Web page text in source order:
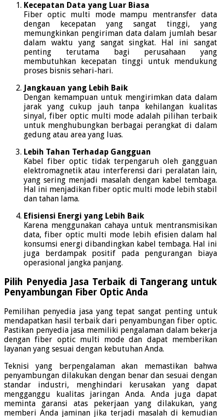
Kecepatan Data yang Luar Biasa
Fiber optic multi mode mampu mentransfer data
dengan kecepatan yang sangat tinggi, yang
memungkinkan pengiriman data dalam jumlah besar
dalam waktu yang sangat singkat. Hal ini sangat
penting terutama bagi perusahaan yang
membutuhkan kecepatan tinggi untuk mendukung
proses bisnis sehari-hari.
Jangkauan yang Lebih Baik
Dengan kemampuan untuk mengirimkan data dalam
jarak yang cukup jauh tanpa kehilangan kualitas
sinyal, fiber optic multi mode adalah pilihan terbaik
untuk menghubungkan berbagai perangkat di dalam
gedung atau area yang luas.
Lebih Tahan Terhadap Gangguan
Kabel fiber optic tidak terpengaruh oleh gangguan
elektromagnetik atau interferensi dari peralatan lain,
yang sering menjadi masalah dengan kabel tembaga.
Hal ini menjadikan fiber optic multi mode lebih stabil
dan tahan lama.
Efisiensi Energi yang Lebih Baik
Karena menggunakan cahaya untuk mentransmisikan
data, fiber optic multi mode lebih efisien dalam hal
konsumsi energi dibandingkan kabel tembaga. Hal ini
juga berdampak positif pada pengurangan biaya
operasional jangka panjang.
Pilih Penyedia Jasa Terbaik di Tangerang untuk
Penyambungan Fiber Optic Anda
Pemilihan penyedia jasa yang tepat sangat penting untuk
mendapatkan hasil terbaik dari penyambungan fiber optic.
Pastikan penyedia jasa memiliki pengalaman dalam bekerja
dengan fiber optic multi mode dan dapat memberikan
layanan yang sesuai dengan kebutuhan Anda.
Teknisi yang berpengalaman akan memastikan bahwa
penyambungan dilakukan dengan benar dan sesuai dengan
standar industri, menghindari kerusakan yang dapat
mengganggu kualitas jaringan Anda. Anda juga dapat
meminta garansi atas pekerjaan yang dilakukan, yang
memberi Anda jaminan jika terjadi masalah di kemudian